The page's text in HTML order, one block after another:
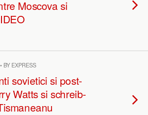
Moscova si
BY EXPRESS
sovietici si post-
Watts si schreib-